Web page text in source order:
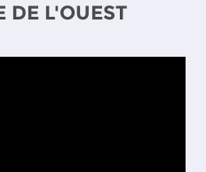
DE L'OUEST